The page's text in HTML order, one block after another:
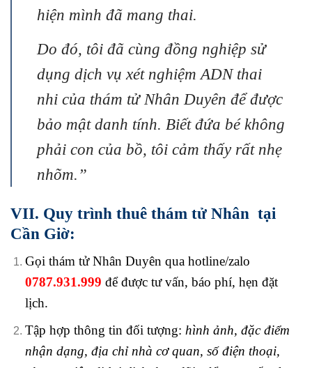
hiện mình đã mang thai.
Do đó, tôi đã cùng đồng nghiệp sử
dụng dịch vụ xét nghiệm ADN thai
nhi của thám tử Nhân Duyên để được
bảo mật danh tính. Biết đứa bé không
phải con của bồ, tôi cảm thấy rất nhẹ
nhõm.”
VII. Quy trình thuê thám tử Nhân tại
Cần Giờ:
Gọi thám tử Nhân Duyên qua hotline/zalo
0787.931.999 để được tư vấn, báo phí, hẹn đặt
lịch.
Tập hợp thông tin đối tượng: hình ảnh, đặc điểm
nhận dạng, địa chỉ nhà cơ quan, số điện thoại,